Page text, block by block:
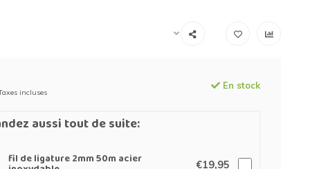
incluses
En stock
aussi tout de suite:
fil de ligature 2mm 50m acier €19,95